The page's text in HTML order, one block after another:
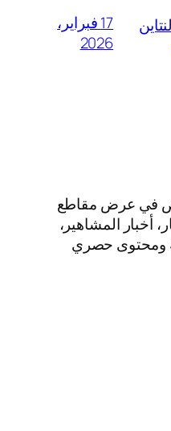
17 فبراير،
2026
في عرض مقاطع
أخبار المشاهير،
ومحتوى حصري